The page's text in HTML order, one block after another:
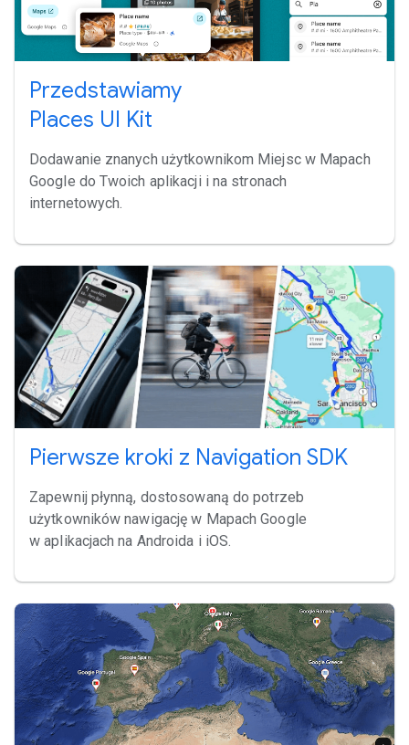
Przedstawiamy
Places UI Kit
Dodawanie znanych użytkownikom Miejsc w Mapach
Google do Twoich aplikacji i na stronach
internetowych.
Pierwsze kroki z Navigation SDK
Zapewnij płynną, dostosowaną do potrzeb
użytkowników nawigację w Mapach Google
w aplikacjach na Androida i iOS.